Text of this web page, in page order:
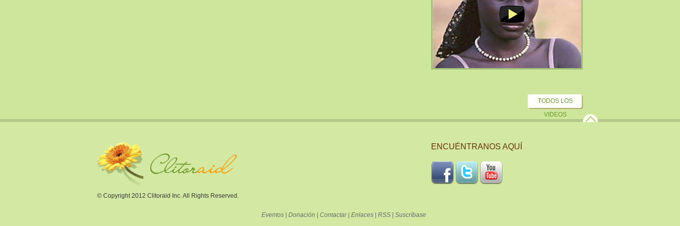
TODOS LOS
VIDEOS
© Copyright 2012 Clitoraid Inc. All Rights Reserved.
ENCUÉNTRANOS AQUÍ
Eventos Donación Contactar| Enlaces RSS Suscríbase